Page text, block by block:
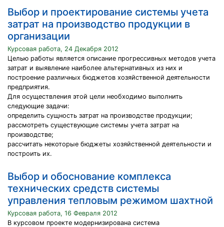
Выбор и проектирование системы учета
затрат на производство продукции в
организации
Курсовая работа, 24 Декабря 2012
Целью работы является описание прогрессивных методов учета
затрат и выявление наиболее альтернативных из них и
построение различных бюджетов хозяйственной деятельности
предприятия.
Для осуществления этой цели необходимо выполнить
следующие задачи:
определить сущность затрат на производстве продукции;
рассмотреть существующие системы учета затрат на
производстве;
рассчитать некоторые бюджеты хозяйственной деятельности и
построить их.
Выбор и обоснование комплекса
технических средств системы
управления тепловым режимом шахтной
Курсовая работа, 16 Февраля 2012
В курсовом проекте модернизирована система